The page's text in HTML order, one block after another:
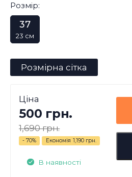
Розмір:
37
23 см
Розмірна сітка
Ціна
500 грн.
1,690 грн.
- 70% Економія 1,190 грн.
В наявності